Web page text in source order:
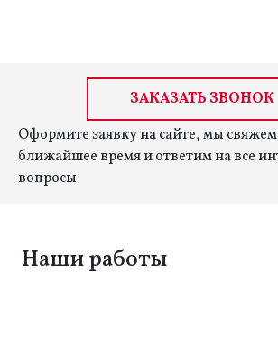
ЗАКАЗАТЬ ЗВОНОК
Оформите заявку на сайте, мы
ближайшее время и ответим на все
вопросы
Наши работы